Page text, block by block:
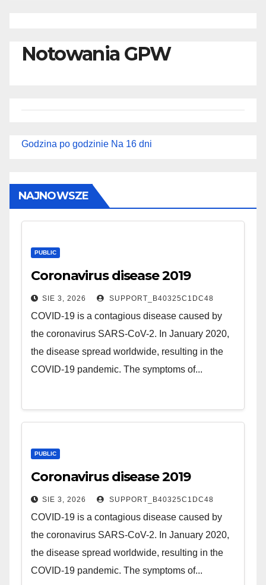
Notowania GPW
Godzina po godzinie Na 16 dni
NAJNOWSZE
PUBLIC
Coronavirus disease 2019
SIE 3, 2026 SUPPORT_B40325C1DC48
COVID-19 is a contagious disease caused by
the coronavirus SARS-CoV-2. In January 2020,
the disease spread worldwide, resulting in the
COVID-19 pandemic. The symptoms of...
PUBLIC
Coronavirus disease 2019
SIE 3, 2026 SUPPORT_B40325C1DC48
COVID-19 is a contagious disease caused by
the coronavirus SARS-CoV-2. In January 2020,
the disease spread worldwide, resulting in the
COVID-19 pandemic. The symptoms of...